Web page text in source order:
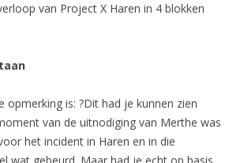
van Project X Haren in 4 blokken
opmerking is: ?Dit had je kunnen zien
van de uitnodiging van Merthe was
het incident in Haren en in die